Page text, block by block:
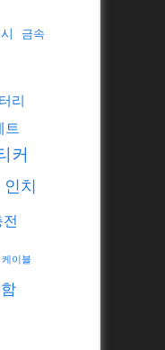
금속
리
트
커
인치
케이블